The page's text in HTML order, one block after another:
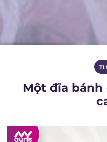
Một đĩa